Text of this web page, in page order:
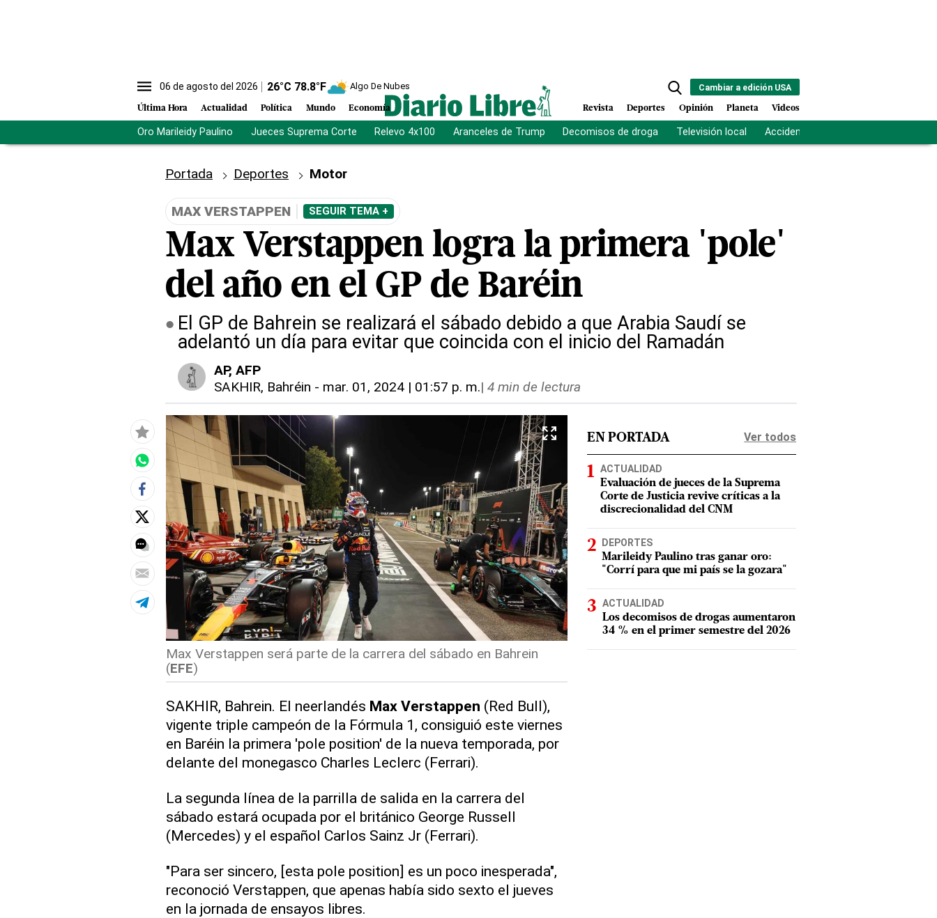
06 de agosto del 2026 26°C 78.8°F Algo De Nubes
Última Hora Actualidad Política Mundo Economía
Cambiar a edición USA
Revista Deportes Opinión Planeta Videos
Oro Marileidy Paulino Jueces Suprema Corte Relevo 4x100 Aranceles de Trump Decomisos de droga Televisión local Accidente Los Ríos
Portada Deportes Motor
MAX VERSTAPPEN SEGUIR TEMA +
Max Verstappen logra la primera 'pole'
del año en el GP de Baréin
El GP de Bahrein se realizará el sábado debido a que Arabia Saudí se
adelantó un día para evitar que coincida con el inicio del Ramadán
AP, AFP
SAKHIR, Bahréin - mar. 01, 2024 | 01:57 p. m.| 4 min de lectura
Max Verstappen será parte de la carrera del sábado en Bahrein
(EFE)
SAKHIR, Bahrein. El neerlandés Max Verstappen (Red Bull),
vigente triple campeón de la Fórmula 1, consiguió este viernes
en Baréin la primera 'pole position' de la nueva temporada, por
delante del monegasco Charles Leclerc (Ferrari).
La segunda línea de la parrilla de salida en la carrera del
sábado estará ocupada por el británico George Russell
(Mercedes) y el español Carlos Sainz Jr (Ferrari).
"Para ser sincero, [esta pole position] es un poco inesperada",
reconoció Verstappen, que apenas había sido sexto el jueves
en la jornada de ensayos libres.
EN PORTADA Ver todos
ACTUALIDAD
Evaluación de jueces de la Suprema
Corte de Justicia revive críticas a la
discrecionalidad del CNM
DEPORTES
Marileidy Paulino tras ganar oro:
"Corrí para que mi país se la gozara"
ACTUALIDAD
Los decomisos de drogas aumentaron
34 % en el primer semestre del 2026